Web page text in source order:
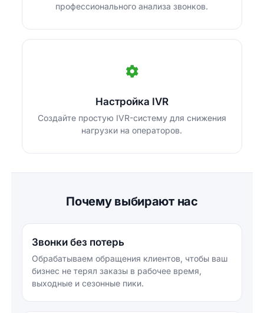
профессионального анализа звонков.
Настройка IVR
Создайте простую IVR-систему для снижения
нагрузки на операторов.
Почему выбирают нас
Звонки без потерь
Обрабатываем обращения клиентов, чтобы ваш
бизнес не терял заказы в рабочее время,
выходные и сезонные пики.